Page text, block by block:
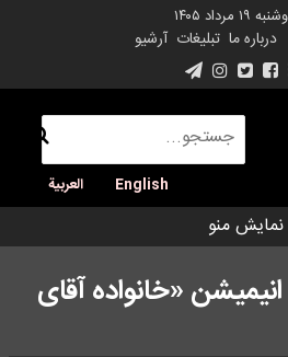
۱۹ مرداد ۱۴۰۵
درباره ما تبلیغات آرشیو
English العربية
نمایش منو
«خانواده آقای